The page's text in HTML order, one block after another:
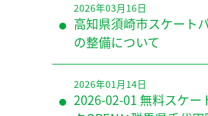
2026年03月16日
高知県須崎市スケート
の整備について
2026年01月14日
2026-02-01 無料スケー